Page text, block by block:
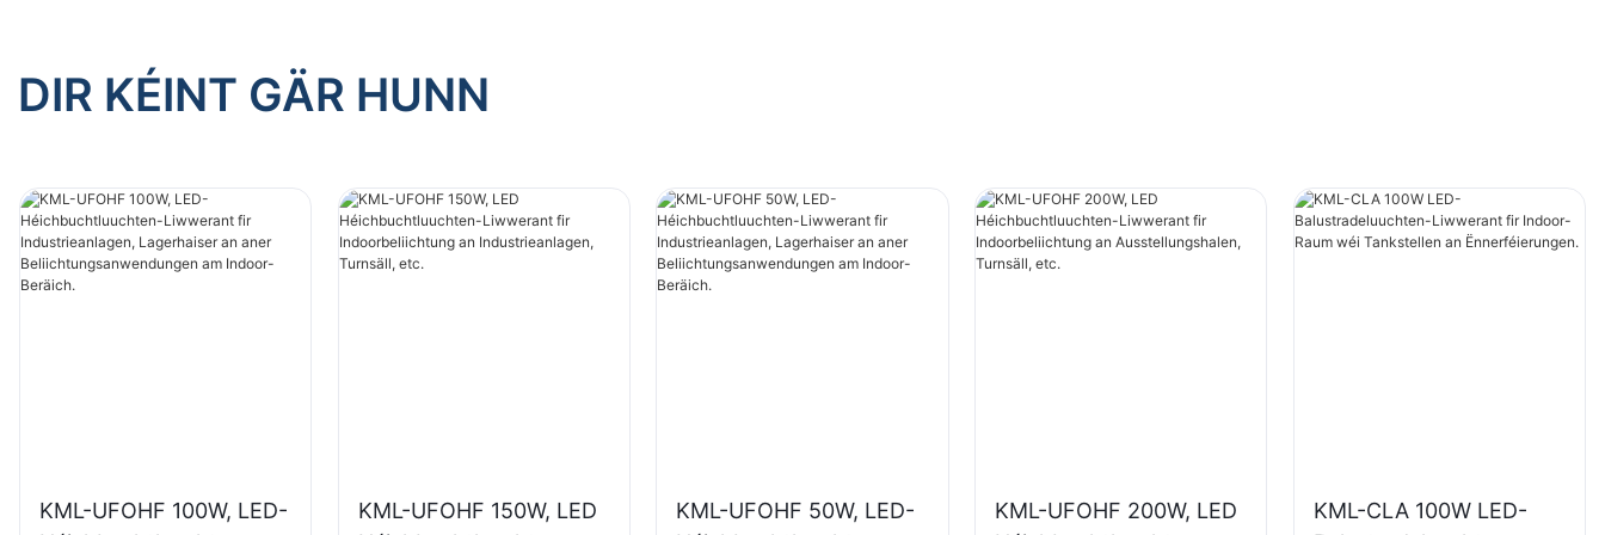
DIR KÉINT GÄR HUNN
KML-UFOHF 100W, LED-
KML-UFOHF 150W, LED
KML-UFOHF 50W, LED-
KML-UFOHF 200W, LED
KML-CLA 100W LED-